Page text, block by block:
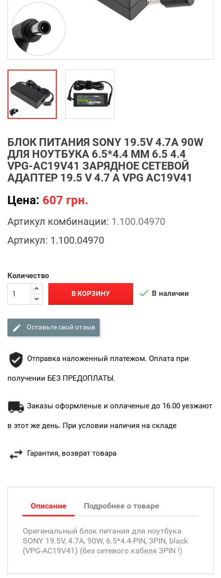
БЛОК ПИТАНИЯ SONY 19.5V 4.7A 90W
ДЛЯ НОУТБУКА 6.5*4.4 ММ 6.5 4.4
VPG-AC19V41 ЗАРЯДНОЕ СЕТЕВОЙ
АДАПТЕР 19.5 V 4.7 A VPG AC19V41
Цена: 607 грн.
Артикул комбинации: 1.100.04970
Артикул: 1.100.04970
Количество
В КОРЗИНУ  В наличии
Оставьте свой отзыв
Отправка наложенный платежом. Оплата при
получении БЕЗ ПРЕДОПЛАТЫ.
Заказы оформленые и оплаченые до 16.00 уезжают
в этот же день. При условии наличия на складе
Гарантия, возврат товара
Описание Подробнее о товаре
Оригинальный блок питания для ноутбука
SONY 19.5V, 4.7A, 90W, 6.5*4.4-PIN, 3PIN, black
(VPG-AC19V41) (без сетевого кабеля 3PIN !)